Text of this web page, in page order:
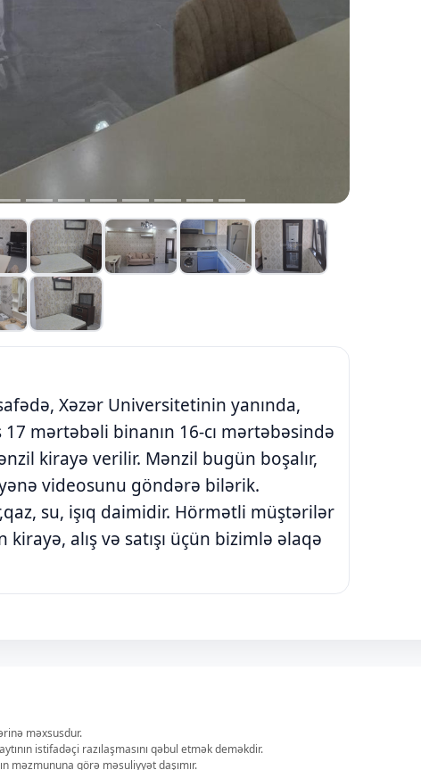
Xəzər Universitetinin yanında,
mərtəbəli binanın 16-cı mərtəbəsində
kirayə verilir. Mənzil bugün boşalır,
videosunu göndərə bilərik.
su, işıq daimidir. Hörmətli müştərilər
alış və satışı üçün bizimlə əlaqə
məxsusdur.
istifadəçi razılaşmasını qəbul etmək deməkdir.
məzmununa görə məsuliyyət daşımır.